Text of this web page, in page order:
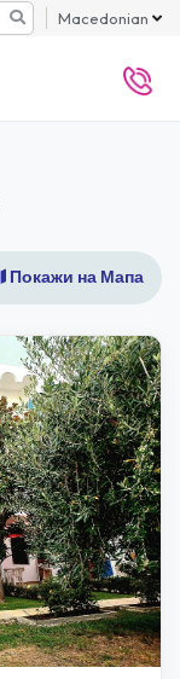
Macedonian
Покажи на Мапа